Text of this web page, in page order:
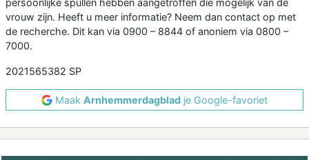
persoonlijke spullen hebben aangetroffen die mogelijk van de
vrouw zijn. Heeft u meer informatie? Neem dan contact op met
de recherche. Dit kan via 0900 – 8844 of anoniem via 0800 –
7000.
2021565382 SP
Maak Arnhemmerdagblad je Google-favoriet